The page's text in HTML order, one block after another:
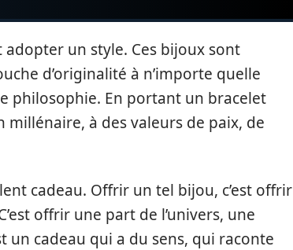
un style. Ces bijoux sont
d’originalité à n’importe quelle
philosophie. En portant un bracelet
à des valeurs de paix, de
cadeau. Offrir un tel bijou, c’est offrir
offrir une part de l’univers, une
un cadeau qui a du sens, qui raconte